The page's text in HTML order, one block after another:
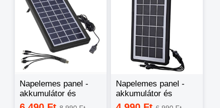
Napelemes panel -
akkumulátor és
töltőegység - 12W
Napelemes panel -
akkumulátor és
töltőegység - 8W